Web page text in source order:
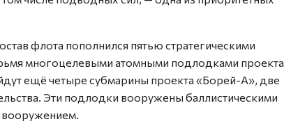
флота пополнился пятью стратегическими
многоцелевыми атомными подлодками проекта
ещё четыре субмарины проекта «Борей-А», две
Эти подлодки вооружены баллистическими
вооружением.